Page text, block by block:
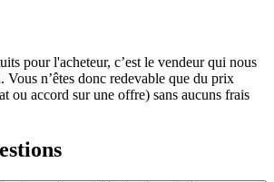
pour l'acheteur, c’est le vendeur qui nous
Vous n’êtes donc redevable que du prix
ou accord sur une offre) sans aucuns frais